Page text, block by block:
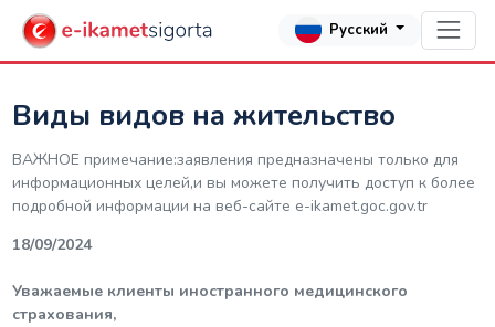
Русский
Виды видов на жительство
ВАЖНОЕ примечание:заявления предназначены только для
информационных целей,и вы можете получить доступ к более
подробной информации на веб-сайте е-ikamet.goc.gov.tr
18/09/2024
Уважаемые клиенты иностранного медицинского
страхования,